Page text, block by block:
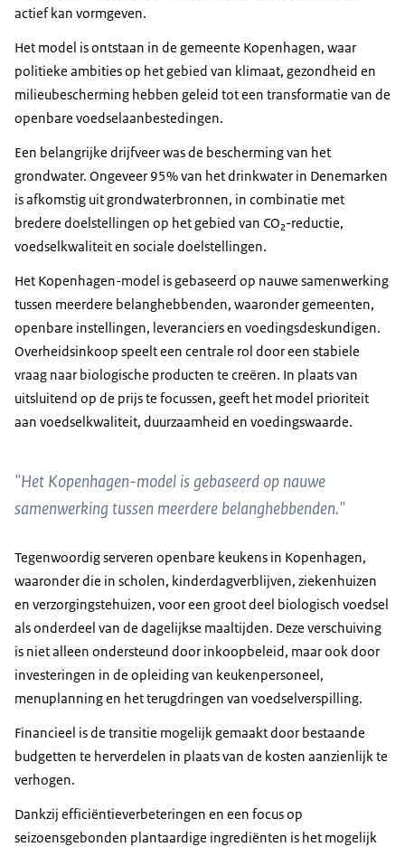
actief kan vormgeven.
Het model is ontstaan in de gemeente Kopenhagen, waar
politieke ambities op het gebied van klimaat, gezondheid en
milieubescherming hebben geleid tot een transformatie van de
openbare voedselaanbestedingen.
Een belangrijke drijfveer was de bescherming van het
grondwater. Ongeveer 95% van het drinkwater in Denemarken
is afkomstig uit grondwaterbronnen, in combinatie met
bredere doelstellingen op het gebied van CO₂-reductie,
voedselkwaliteit en sociale doelstellingen.
Het Kopenhagen-model is gebaseerd op nauwe samenwerking
tussen meerdere belanghebbenden, waaronder gemeenten,
openbare instellingen, leveranciers en voedingsdeskundigen.
Overheidsinkoop speelt een centrale rol door een stabiele
vraag naar biologische producten te creëren. In plaats van
uitsluitend op de prijs te focussen, geeft het model prioriteit
aan voedselkwaliteit, duurzaamheid en voedingswaarde.
"Het Kopenhagen-model is gebaseerd op nauwe
samenwerking tussen meerdere belanghebbenden."
Tegenwoordig serveren openbare keukens in Kopenhagen,
waaronder die in scholen, kinderdagverblijven, ziekenhuizen
en verzorgingstehuizen, voor een groot deel biologisch voedsel
als onderdeel van de dagelijkse maaltijden. Deze verschuiving
is niet alleen ondersteund door inkoopbeleid, maar ook door
investeringen in de opleiding van keukenpersoneel,
menuplanning en het terugdringen van voedselverspilling.
Financieel is de transitie mogelijk gemaakt door bestaande
budgetten te herverdelen in plaats van de kosten aanzienlijk te
verhogen.
Dankzij efficiëntieverbeteringen en een focus op
seizoensgebonden plantaardige ingrediënten is het mogelijk